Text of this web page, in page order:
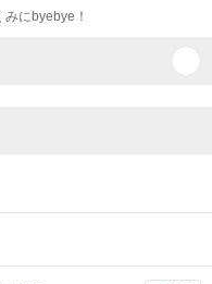
にbyebye！